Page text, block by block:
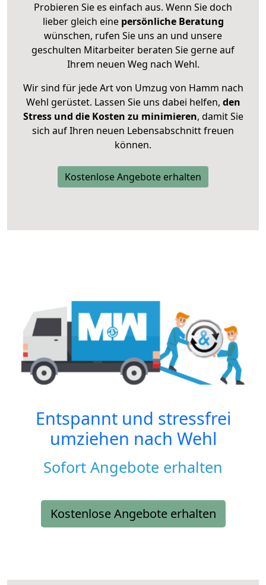
Probieren Sie es einfach aus. Wenn Sie doch
lieber gleich eine persönliche Beratung
wünschen, rufen Sie uns an und unsere
geschulten Mitarbeiter beraten Sie gerne auf
Ihrem neuen Weg nach Wehl.
Wir sind für jede Art von Umzug von Hamm nach
Wehl gerüstet. Lassen Sie uns dabei helfen, den
Stress und die Kosten zu minimieren, damit Sie
sich auf Ihren neuen Lebensabschnitt freuen
können.
Kostenlose Angebote erhalten
Entspannt und stressfrei
umziehen nach Wehl
Sofort Angebote erhalten
Kostenlose Angebote erhalten